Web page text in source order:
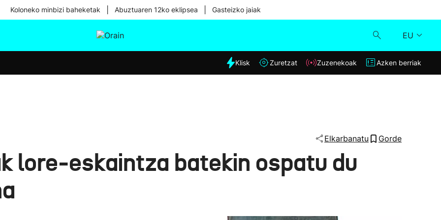
Koloneko minbizi baheketak Abuztuaren 12ko eklipsea Gasteizko jaiak
EU
Eguraldia
Klisk
Klisk Zuretzat Zuzenekoak Azken berriak
Elkarbanatu Gorde
lore-eskaintza batekin ospatu du